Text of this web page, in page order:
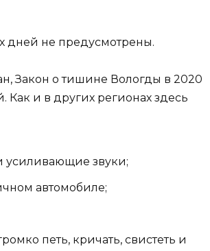
дней не предусмотрены.
Закон о тишине Вологды в 2020
Как и в других регионах здесь
усиливающие звуки;
автомобиле;
петь, кричать, свистеть и